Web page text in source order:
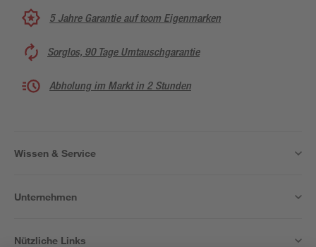
5 Jahre Garantie auf toom Eigenmarken
Sorglos, 90 Tage Umtauschgarantie
Abholung im Markt in 2 Stunden
Wissen & Service
Unternehmen
Nützliche Links